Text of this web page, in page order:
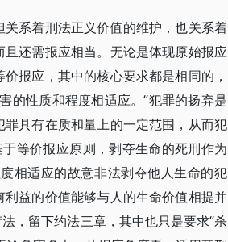
系着刑法正义价值的维护，也关系着
还需报应相当。无论是体现原始报应
报应，其中的核心要求都是相同的，
的性质和程度相适应。“犯罪的扬弃是
具有在质和量上的一定范围，从而犯
等价报应原则，剥夺生命的死刑作为
相适应的故意非法剥夺他人生命的犯
益的价值能够与人的生命价值相提并
，留下约法三章，其中也只是要求“杀